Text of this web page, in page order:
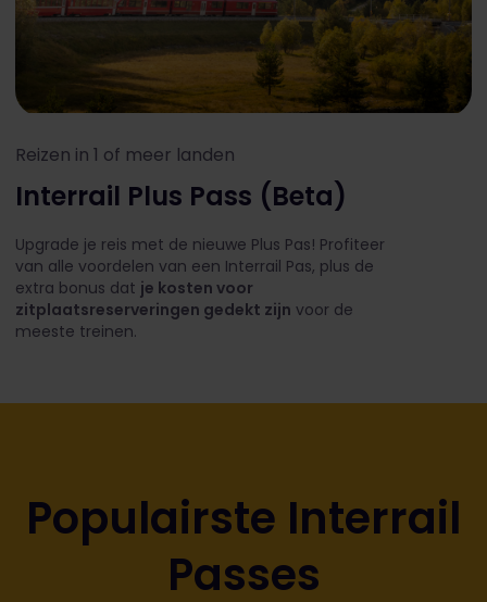
Reizen in 1 of meer landen
Interrail Plus Pass (Beta)
Upgrade je reis met de nieuwe Plus Pas! Profiteer
van alle voordelen van een Interrail Pas, plus de
extra bonus dat je kosten voor
zitplaatsreserveringen gedekt zijn voor de
meeste treinen.
Populairste Interrail
Passes